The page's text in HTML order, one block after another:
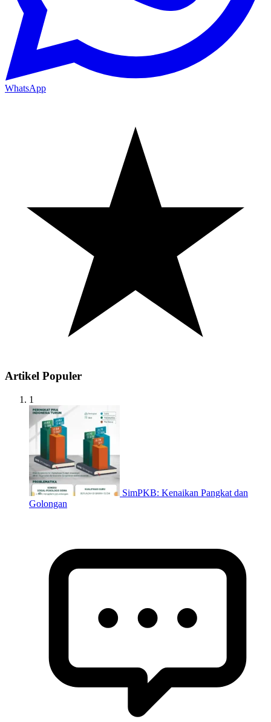
WhatsApp
Artikel Populer
1
SimPKB: Kenaikan Pangkat dan
Golongan